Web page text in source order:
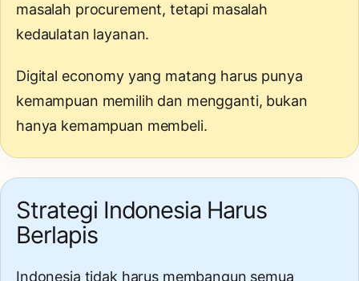
masalah procurement, tetapi masalah
kedaulatan layanan.
Digital economy yang matang harus punya
kemampuan memilih dan mengganti, bukan
hanya kemampuan membeli.
Strategi Indonesia Harus
Berlapis
Indonesia tidak harus membangun semua